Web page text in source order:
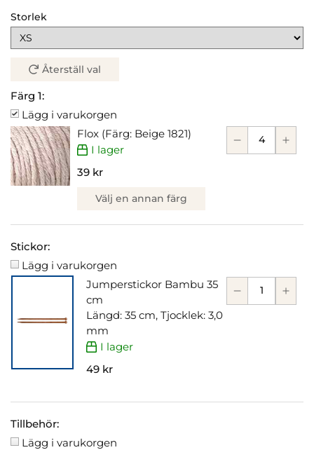
Storlek
Återställ val
Färg 1:
Lägg i varukorgen
Flox (Färg: Beige 1821)
I lager
39 kr
Välj en annan färg
Stickor:
Lägg i varukorgen
Jumperstickor Bambu 35
cm
Längd: 35 cm, Tjocklek: 3,0
mm
I lager
49 kr
Tillbehör:
Lägg i varukorgen